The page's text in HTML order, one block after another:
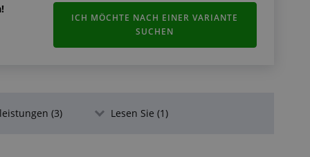
ICH MÖCHTE NACH EINER VARIANTE
SUCHEN
(3) Lesen Sie (1)